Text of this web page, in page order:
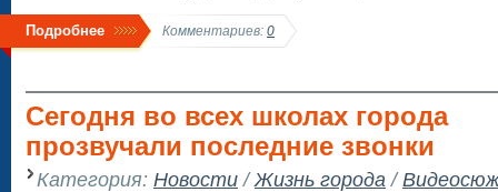
Подробнее Комментариев: 0
Сегодня во всех школах города
прозвучали последние звонки
Категория: Новости/Жизнь города /